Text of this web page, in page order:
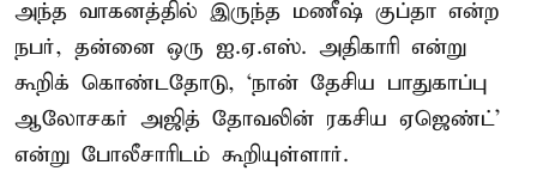
அந்த வாகனத்தில் இருந்த மணீஷ் குப்தா என்ற
நபர், தன்னை ஒரு ஐ.ஏ.எஸ். அதிகாரி என்று
கூறிக் கொண்டதோடு, ‘நான் தேசிய பாதுகாப்பு
ஆலோசகர் அஜித் தோவலின் ரகசிய ஏஜெண்ட்’
என்று போலீசாரிடம் கூறியுள்ளார்.